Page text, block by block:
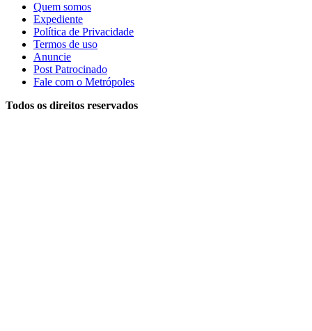
Quem somos
Expediente
Política de Privacidade
Termos de uso
Anuncie
Post Patrocinado
Fale com o Metrópoles
Todos os direitos reservados